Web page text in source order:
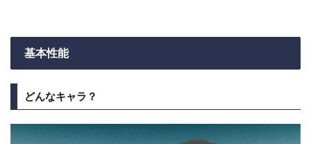
基本性能
どんなキャラ？